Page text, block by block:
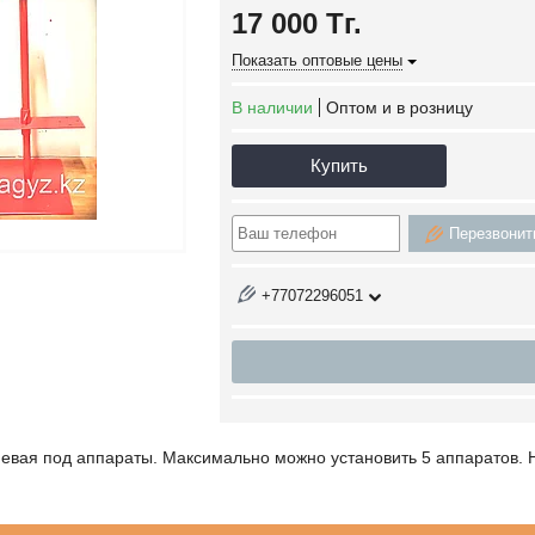
17 000 Тг.
Показать оптовые цены
В наличии Оптом и в розницу
Купить
+77072296051
под аппараты. Максимально можно установить 5 аппаратов.